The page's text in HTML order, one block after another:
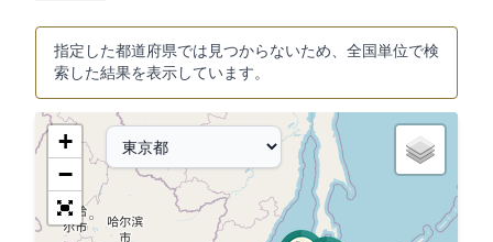
指定した都道府県では見つからないため、全国単位で検
索した結果を表示しています。
+
−